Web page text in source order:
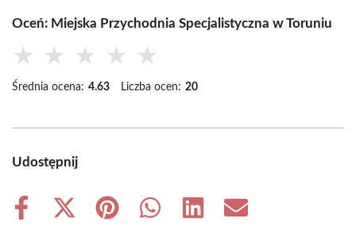
Oceń: Miejska Przychodnia Specjalistyczna w Toruniu
★ ★ ★ ★ ★
Średnia ocena: 4.63 Liczba ocen: 20
Udostępnij
Share
Share
Share
Share
Share
Share